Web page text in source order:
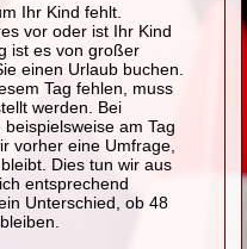
Ihr Kind fehlt.
vor oder ist Ihr Kind
ist es von großer
einen Urlaub buchen.
Tag fehlen, muss
werden. Bei
am Tag
vorher eine Umfrage,
Dies tun wir aus
entsprechend
Unterschied, ob 48